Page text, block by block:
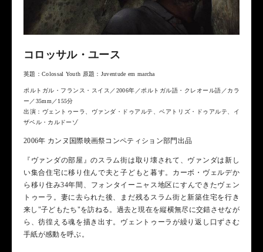
コロッサル・ユース
英題：Colossal Youth 原題：Juventude em marcha
ポルトガル・フランス・スイス／2006年／ポルトガル語・クレオール語／カラ
ー／35mm／155分
出演：ヴェントゥーラ、ヴァンダ・ドゥアルテ、ベアトリズ・ドゥアルテ、イ
ザベル・カルドーゾ
2006年 カンヌ国際映画祭コンペティション部門出品
『ヴァンダの部屋』のスラム街は取り壊されて、ヴァンダは新し
い集合住宅に移り住んで夫と子どもと暮す。カーボ・ヴェルデか
ら移り住み34年間、フォンタイーニャス地区にすんできたヴェン
トゥーラ。妻に去られた後、まだ残るスラム街と新築住宅を行き
来し"子どもたち"を訪ねる。過去と現在を縦横無尽に交錯させなが
ら、彷徨える魂を描き出す。ヴェントゥーラが繰り返し口ずさむ
手紙が感動を呼ぶ。